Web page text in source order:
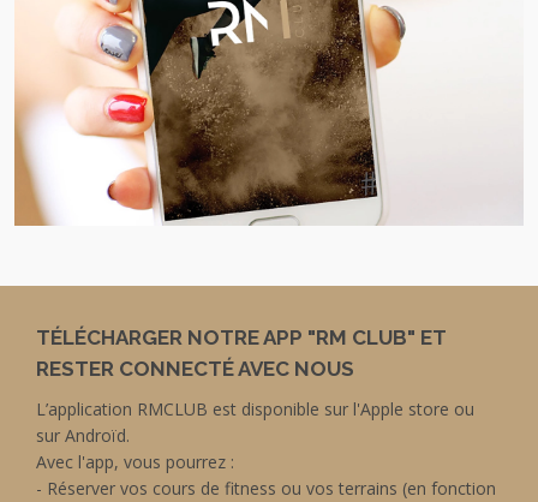
TÉLÉCHARGER NOTRE APP "RM CLUB" ET
RESTER CONNECTÉ AVEC NOUS
L’application RMCLUB est disponible sur l'Apple store ou
sur Androïd.
Avec l'app, vous pourrez :
- Réserver vos cours de fitness ou vos terrains (en fonction